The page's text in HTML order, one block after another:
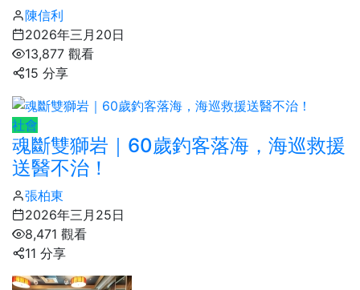
陳信利
2026年三月20日
13,877 觀看
15 分享
社會
魂斷雙獅岩｜60歲釣客落海，海巡救援
送醫不治！
張柏東
2026年三月25日
8,471 觀看
11 分享